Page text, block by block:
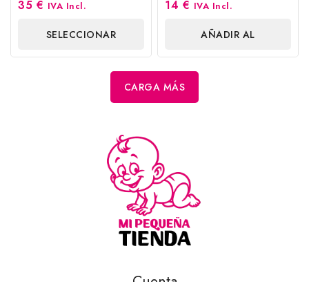
0
35 € IVA Incl.
SELECCIONAR
OPCIONES
0
14 € IVA Incl.
AÑADIR AL
CARRITO
CARGA MÁS